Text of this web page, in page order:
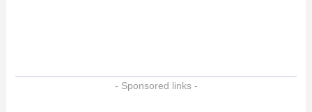
- Sponsored links -